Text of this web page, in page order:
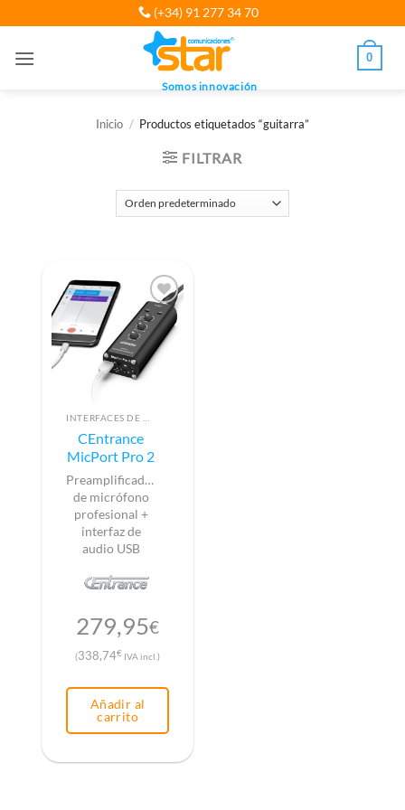
al
(+34) 91 277 34 70
Somos innovación
0
Inicio / Productos etiquetados “guitarra”
FILTRAR
CEntrance
MicPort Pro 2
Preamplificador
de micrófono
profesional +
interfaz de
audio USB
279,95€
(338,74€ IVA incl.)
Añadir al
carrito